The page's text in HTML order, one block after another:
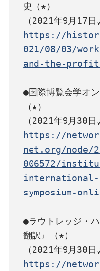
史（★）
https://
021/08/03/
and-the-
●国際博覧会学オ
（★）
https://
net.org/node/
006572/
international-
symposium-
●ラウトレッジ・
翻訳』（★）
https://